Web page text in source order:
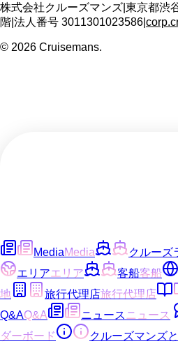
株式会社クルーズマンズ 東京都渋
階 法人番号 3011301023586
© 2026 Cruisemans.
MediaMedia クルーズ
エリアエリア 客船客船
地
旅行代理店旅行代理店
Q&AQ&A ニュース ニュース
ダーボード
クルーズマンズ